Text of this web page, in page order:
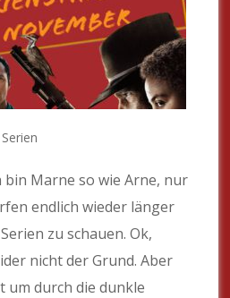
Serien
bin Marne so wie Arne, nur
endlich wieder länger
zu schauen. Ok,
nicht der Grund. Aber
um durch die dunkle